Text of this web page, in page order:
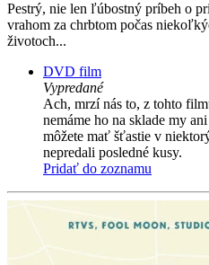
Pestrý, nie len ľúbostný príbeh o
vrahom za chrbtom počas
životoch...
DVD film
Vypredané
Ach, mrzí nás to, z tohto
nemáme ho na sklade my
môžete mať šťastie v
nepredali posledné kusy.
Pridať do zoznamu